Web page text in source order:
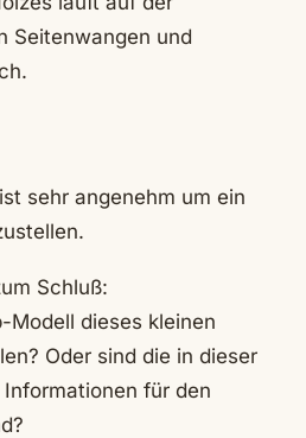
Seitenwangen und
sehr angenehm um ein
Schluß:
Modell dieses kleinen
Oder sind die in dieser
für den